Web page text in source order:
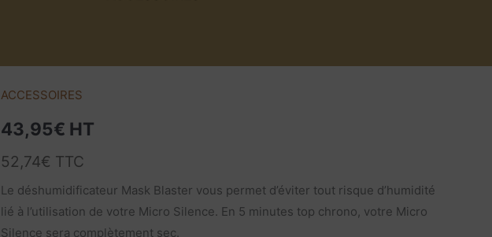
ACCESSOIRES
43,95€ HT
52,74€ TTC
Le déshumidificateur Mask Blaster vous permet d’éviter tout risque d’humidité
lié à l’utilisation de votre Micro Silence. En 5 minutes top chrono, votre Micro
Silence sera complètement sec.
quantité
de
Déshumidificateur
Mask
Blaster
|
Pour